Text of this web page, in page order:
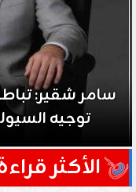
سامر شقير:
توجيه
الأكثر